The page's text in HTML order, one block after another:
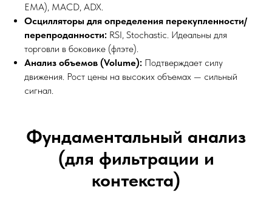
EMA), MACD, ADX.
Осцилляторы для определения перекупленности/
перепроданности: RSI, Stochastic. Идеальны для
торговли в боковике (флэте).
Анализ объемов (Volume): Подтверждает силу
движения. Рост цены на высоких объемах — сильный
сигнал.
Фундаментальный анализ
(для фильтрации и
контекста)